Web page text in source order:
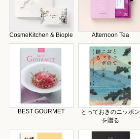
CosmeKitchen & Biople Afternoon Tea
BEST GOURMET
とっておきのニッポン
を贈る